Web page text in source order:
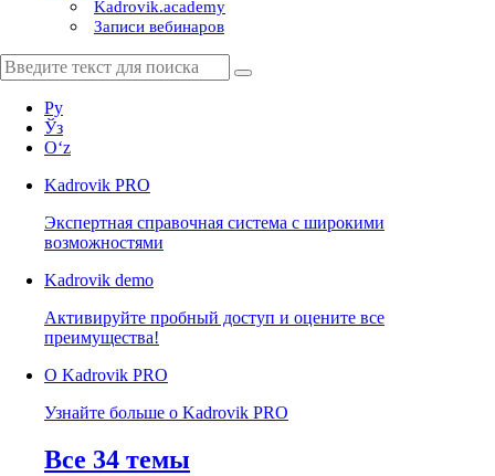
Kadrovik.academy
Записи вебинаров
Ру
Ўз
Oʻz
Kadrovik PRO
Экспертная справочная система с широкими
возможностями
Kadrovik demo
Активируйте пробный доступ и оцените все
преимущества!
О Kadrovik PRO
Узнайте больше о Kadrovik PRO
Все 34 темы